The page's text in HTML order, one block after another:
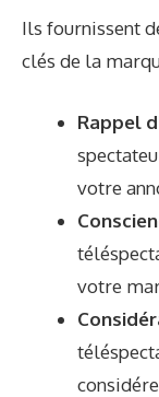
Ils fournissent
clés de la
Rappel
votre
votre